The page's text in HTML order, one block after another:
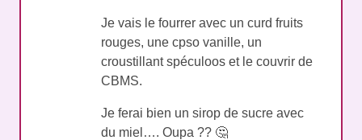
Je vais le fourrer avec un curd fruits
rouges, une cpso vanille, un
croustillant spéculoos et le couvrir de
CBMS.
Je ferai bien un sirop de sucre avec
du miel…. Oupa ?? 🤔